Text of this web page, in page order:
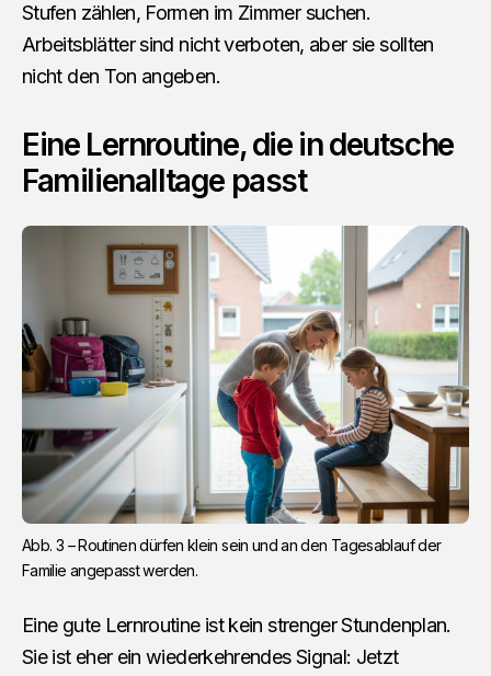
Stufen zählen, Formen im Zimmer suchen.
Arbeitsblätter sind nicht verboten, aber sie sollten
nicht den Ton angeben.
Eine Lernroutine, die in deutsche
Familienalltage passt
Abb. 3 – Routinen dürfen klein sein und an den Tagesablauf der
Familie angepasst werden.
Eine gute Lernroutine ist kein strenger Stundenplan.
Sie ist eher ein wiederkehrendes Signal: Jetzt